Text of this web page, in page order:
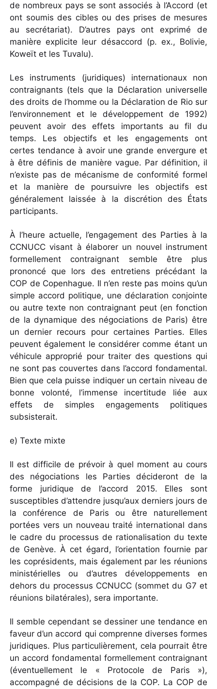
de nombreux pays se sont associés à l’Accord (et
ont soumis des cibles ou des prises de mesures
au secrétariat). D’autres pays ont exprimé de
manière explicite leur désaccord (p. ex., Bolivie,
Koweït et les Tuvalu).
Les instruments (juridiques) internationaux non
contraignants (tels que la Déclaration universelle
des droits de l’homme ou la Déclaration de Rio sur
l’environnement et le développement de 1992)
peuvent avoir des effets importants au fil du
temps. Les objectifs et les engagements ont
certes tendance à avoir une grande envergure et
à être définis de manière vague. Par définition, il
n’existe pas de mécanisme de conformité formel
et la manière de poursuivre les objectifs est
généralement laissée à la discrétion des États
participants.
À l’heure actuelle, l’engagement des Parties à la
CCNUCC visant à élaborer un nouvel instrument
formellement contraignant semble être plus
prononcé que lors des entretiens précédant la
COP de Copenhague. Il n’en reste pas moins qu’un
simple accord politique, une déclaration conjointe
ou autre texte non contraignant peut (en fonction
de la dynamique des négociations de Paris) être
un dernier recours pour certaines Parties. Elles
peuvent également le considérer comme étant un
véhicule approprié pour traiter des questions qui
ne sont pas couvertes dans l’accord fondamental.
Bien que cela puisse indiquer un certain niveau de
bonne volonté, l’immense incertitude liée aux
effets de simples engagements politiques
subsisterait.
e) Texte mixte
Il est difficile de prévoir à quel moment au cours
des négociations les Parties décideront de la
forme juridique de l’accord 2015. Elles sont
susceptibles d’attendre jusqu’aux derniers jours de
la conférence de Paris ou être naturellement
portées vers un nouveau traité international dans
le cadre du processus de rationalisation du texte
de Genève. À cet égard, l’orientation fournie par
les coprésidents, mais également par les réunions
ministérielles ou d’autres développements en
dehors du processus CCNUCC (sommet du G7 et
réunions bilatérales), sera importante.
Il semble cependant se dessiner une tendance en
faveur d’un accord qui comprenne diverses formes
juridiques. Plus particulièrement, cela pourrait être
un accord fondamental formellement contraignant
(éventuellement le « Protocole de Paris »),
accompagné de décisions de la COP. La COP de